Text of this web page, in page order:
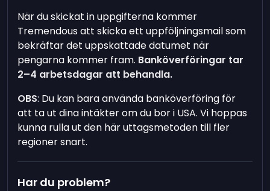
När du skickat in uppgifterna kommer
Tremendous att skicka ett uppföljningsmail som
bekräftar det uppskattade datumet när
pengarna kommer fram. Banköverföringar tar
2–4 arbetsdagar att behandla.
OBS: Du kan bara använda banköverföring för
att ta ut dina intäkter om du bor i USA. Vi hoppas
kunna rulla ut den här uttagsmetoden till fler
regioner snart.
Har du problem?